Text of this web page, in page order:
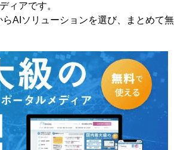
ィアです。
AIソリューションを選び、まとめて